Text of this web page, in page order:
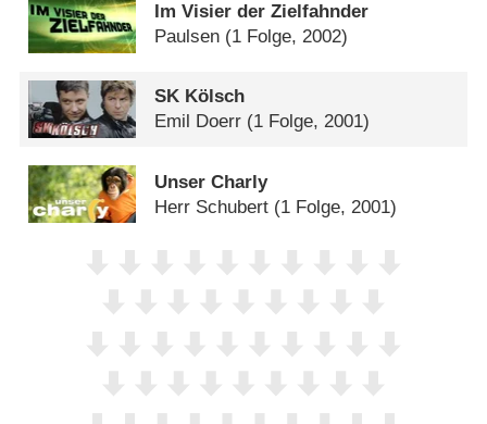
Im Visier der Zielfahnder
Paulsen (1 Folge, 2002)
SK Kölsch
Emil Doerr (1 Folge, 2001)
Unser Charly
Herr Schubert (1 Folge, 2001)